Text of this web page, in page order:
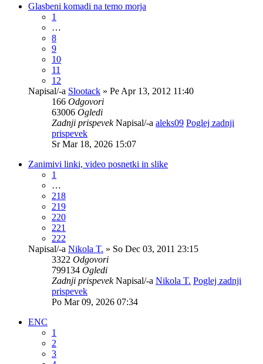
Glasbeni komadi na temo morja
1
…
8
9
10
11
12
Napisal/-a Slootack » Pe Apr 13, 2012 11:40
166 Odgovori
63006 Ogledi
Zadnji prispevekNapisal/-a aleks09 Poglej zadnji
prispevek
Sr Mar 18, 2026 15:07
Zanimivi linki, video posnetki in slike
1
…
218
219
220
221
222
Napisal/-a Nikola T. » So Dec 03, 2011 23:15
3322 Odgovori
799134 Ogledi
Zadnji prispevekNapisal/-a Nikola T. Poglej zadnji
prispevek
Po Mar 09, 2026 07:34
ENC
1
2
3